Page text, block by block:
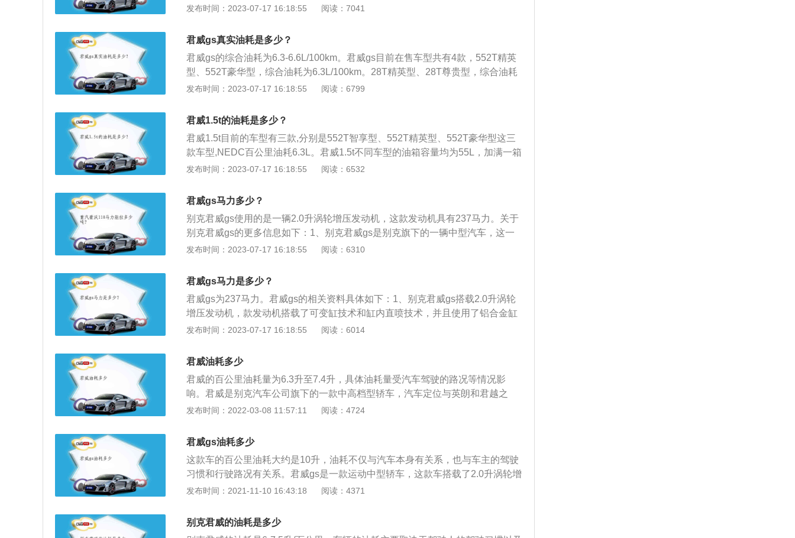
3/1863/1462mm，轴距为：2829mm，相较于现款车型来说，车身数据基本保持
2、配置：在配置方面有GS运动设计套装、GS运动功能套装、GS专属车漆、智
能驾驶辅助、前排正面侧面气囊、无钥匙进入及启动、双区自动空调等丰富配
置，基本能够满足大部分朋友对于配置的追求。3、动力：2021款别克君威GS搭
载了一台2.0T涡轮增压发动机，传动方面，与之匹配的是9挡手自一体变速箱，0-
100km/h加速时间仅需7.1秒。
发布时间：2023-07-17 16:18:55 阅读：7041
君威gs真实油耗是多少？
君威gs的综合油耗为6.3-6.6L/100km。君威gs目前在售车型共有4款，552T精英
型、552T豪华型，综合油耗为6.3L/100km。28T精英型、28T尊贵型，综合油耗
为6.6L/100km。以上是NEDC综合油耗，是车辆在NEDC测试规程下所测得的综
发布时间：2023-07-17 16:18:55 阅读：6799
君威1.5t的油耗是多少？
君威1.5t目前的车型有三款,分别是552T智享型、552T精英型、552T豪华型这三
款车型,NEDC百公里油耗6.3L。君威1.5t不同车型的油箱容量均为55L，加满一箱
油能跑的距离如下：552T智享型、552T精英型、552T豪华型这三款车型，加满
关，即驾驶习惯、汽车本身、道路状态、自然风、环境温度。会使汽车油耗增加
的具体因素如下： 驾驶习惯：驾驶粗暴，比如：急加油、常超车、遇红灯不提前
松油门会使油耗增高。 汽车本身：排量大的车比排量小的车油耗大，因为排量大
功率一般就大，需要更多的汽油燃烧做功。汽车自重大的车油耗会高，因为自重
大需要更大的驱动扭矩。 道路状态：土路、泥泞路、松软路面、山路等，在这些
大，油耗增加。 环境温度低，发动机缸体温度低，冷起动时喷入的汽油不易雾
化，需要喷入更多的汽油才能燃烧，油耗增大。同时，气温低，发动机电脑会控
制用更高转速来热车，这也会增大油耗。
发布时间：2023-07-17 16:18:55 阅读：6532
君威gs马力多少？
别克君威gs使用的是一辆2.0升涡轮增压发动机，这款发动机具有237马力。关于
别克君威gs的更多信息如下：1、别克君威gs是别克旗下的一辆中型汽车，这一
款车的长宽高分别是4913毫米（mm），1863毫米（mm），1462毫米（m
y，这是通用集团旗下的一辆2.0t发动机。这款发动机的最大功率是174kw，最大
扭矩为350牛米。这款发动机配备了可变缸技术和缸内直喷技术，而且使用的是
铝合金缸盖缸体。
发布时间：2023-07-17 16:18:55 阅读：6310
君威gs马力是多少？
君威gs为237马力。君威gs的相关资料具体如下：1、别克君威gs搭载2.0升涡轮
增压发动机，款发动机搭载了可变缸技术和缸内直喷技术，并且使用了铝合金缸
盖缸体。使用铝合金缸盖缸体可以降低发动机的重量，这样可以提高汽车的燃油
了麦弗逊独立悬架，后悬架使用了多连杆独立悬架。
发布时间：2023-07-17 16:18:55 阅读：6014
君威油耗多少
君威的百公里油耗量为6.3升至7.4升，具体油耗量受汽车驾驶的路况等情况影
响。君威是别克汽车公司旗下的一款中高档型轿车，汽车定位与英朗和君越之
间，具有时代性的外形造型，以及人性化的内饰搭配和豪华的高科技配置，是成
可以满足成功人士的商务车型。在中国的轿车市场上占据了一定的销售份额，汽
车搭配前置前驱的驱动方式，汽车市场参考价在17.89万元至30万元之间，最高
时速可达232千米，每小时加速到百公里的时间仅需9.6秒。
发布时间：2022-03-08 11:57:11 阅读：4724
君威gs油耗多少
这款车的百公里油耗大约是10升，油耗不仅与汽车本身有关系，也与车主的驾驶
习惯和行驶路况有关系。君威gs是一款运动中型轿车，这款车搭载了2.0升涡轮增
压发动机。这款车的发动机最大功率为192kw，最大扭矩为350牛米，最大功率
了缸内直喷技术，并且使用了铝合金缸盖缸体。与这款发动机匹配的是9速手自
一体变速箱。君威gs的前悬架使用了麦弗逊独立悬架，后悬架使用了多连杆独立
发布时间：2021-11-10 16:43:18 阅读：4371
别克君威的油耗是多少